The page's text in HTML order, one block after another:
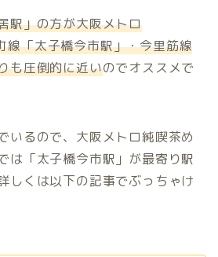
駅」の方が大阪メトロ
「太子橋今市駅」・今里筋線
も圧倒的に近いのでオススメで
いるので、大阪メトロ純喫茶め
は「太子橋今市駅」が最寄り駅
しくは以下の記事でぶっちゃけ